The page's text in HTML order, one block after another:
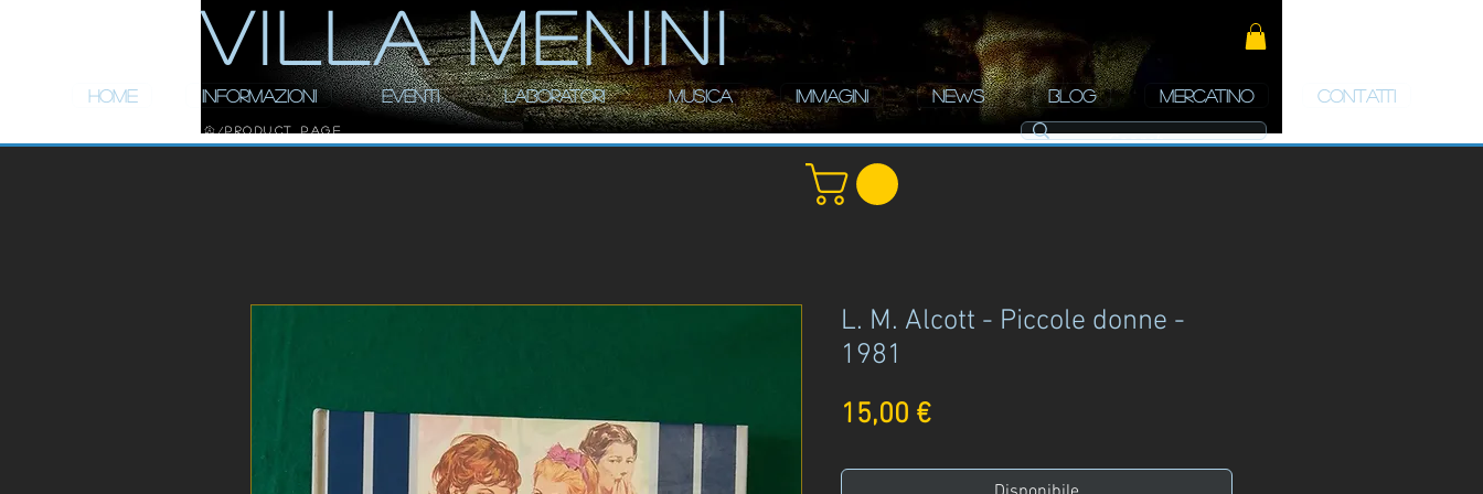
ViLLA MENINI
HOME INFORMAZIONI EVENTI LABORATORI MUSICA IMMAGINI NEWS BLOG MERCATINO CONTATTI
/ Product Page
L. M. Alcott - Piccole donne -
1981
15,00 €Prezzo